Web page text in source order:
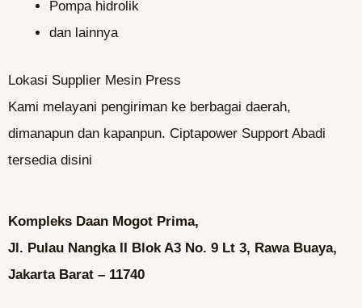
Pompa hidrolik
dan lainnya
Lokasi Supplier Mesin Press
Kami melayani pengiriman ke berbagai daerah,
dimanapun dan kapanpun. Ciptapower Support Abadi
tersedia disini
Kompleks Daan Mogot Prima,
Jl. Pulau Nangka II Blok A3 No. 9 Lt 3, Rawa Buaya,
Jakarta Barat – 11740